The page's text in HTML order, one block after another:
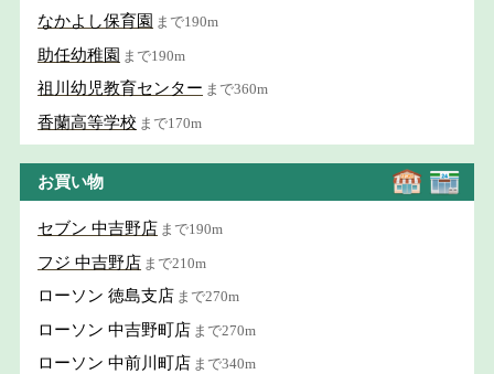
なかよし保育園 まで190m
助任幼稚園 まで190m
祖川幼児教育センター まで360m
香蘭高等学校 まで170m
お買い物
セブン 中吉野店 まで190m
フジ 中吉野店 まで210m
ローソン 徳島支店 まで270m
ローソン 中吉野町店 まで270m
ローソン 中前川町店 まで340m